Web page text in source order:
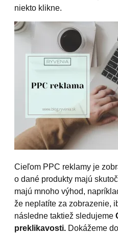
niekto klikne.
Cieľom PPC reklamy je
o dané produkty majú
majú mnoho výhod,
že neplatíte za zobrazenie,
následne taktiež sledujeme
preklikavosti. Dokážeme